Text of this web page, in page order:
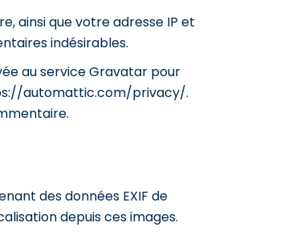
ainsi que votre adresse IP et
indésirables.
au service Gravatar pour
automattic.com/privacy/.
des données EXIF de
depuis ces images.